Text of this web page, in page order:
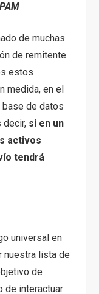
de muchas
de remitente
estos
medida, en el
de datos
decir, si en un
activos
tendrá
universal en
nuestra lista de
de
de interactuar